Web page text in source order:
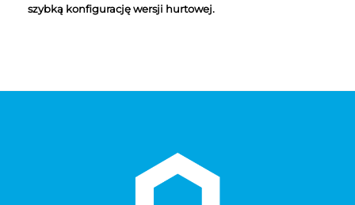
szybką konfigurację wersji hurtowej.